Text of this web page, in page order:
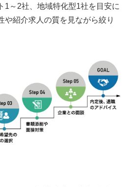
1～2社、地域特化型1社を目安に
や紹介求人の質を見ながら絞り